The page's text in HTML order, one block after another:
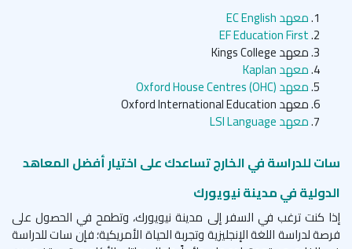
معهدEC English
EF Education First
معهدKings College
معهدKaplan
معهدOxford House Centres (OHC)
معهدOxford International Education
معهدLSI Language
سات للدراسة في الخارج تساعدك على اختيار أفضل المعاهد
الدولية في مدينة نيويورك
إذا كنت ترغب في السفر إلى مدينة نيويورك، وتطمح في الحصول على
فرصة لدراسة اللغة الإنجليزية وتجربة الحياة الأمريكية؛ فإن سات للدراسة